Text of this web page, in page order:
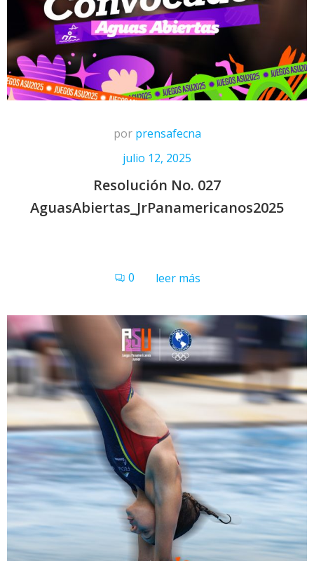
por prensafecna
julio 12, 2025
Resolución No. 027
AguasAbiertas_JrPanamericanos2025
0 leer más